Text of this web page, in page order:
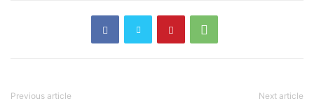
Previous article Next article